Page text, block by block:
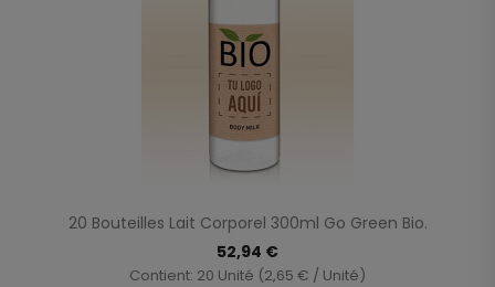
20 Bouteilles Lait Corporel 300ml Go Green Bio.
52,94 €
Contient: 20 Unité (2,65 € / Unité)